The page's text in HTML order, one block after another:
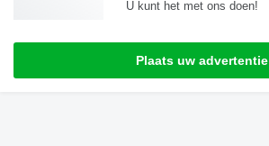
U kunt het met ons doen!
Plaats uw advertentie